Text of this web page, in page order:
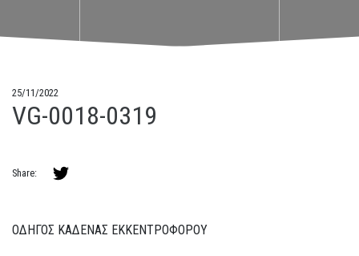
25/11/2022
VG-0018-0319
Share:
ΟΔΗΓΟΣ ΚΑΔΕΝΑΣ ΕΚΚΕΝΤΡΟΦΟΡΟΥ